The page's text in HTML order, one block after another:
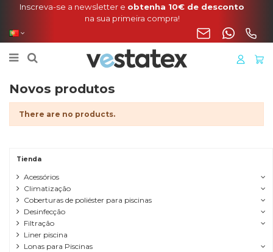
Inscreva-se a newsletter e obtenha 10€ de desconto
na sua primeira compra!
Novos produtos
There are no products.
Tienda
Acessórios
Climatização
Coberturas de poliéster para piscinas
Desinfecção
Filtração
Liner piscina
Lonas para Piscinas